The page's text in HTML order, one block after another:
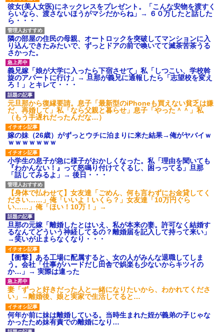
彼女(美人女医)にネックレスをプレゼント。「こんな安物を渡すく
らいなら、渡さないほうがマシだからね」→ ６０万したと話した
ら・・・
隣の部屋の住民の母親、オートロックを突破してマンションに入
り込んできたみたいで、ずっとドアの前で喚いてて滅茶苦茶うる
さかった。
義兄嫁「娘が大学に入ったら下宿させて」私「しつこい、学校斡
旋のアパートに行け」→ 旦那が義兄に通報したら「志望校を変え
ろ！」とキレて・・・
元旦那から復縁要請。息子「最新型のiPhoneも買えない貧乏は嫌
だ、再婚して」私「なら父親と暮らせ」息子「やった＾＾」私
（もう手遅れだったんだな…）
嫁の妹（26歳）がずっとウチに泊まりに来た結果→俺がヤバイｗ
ｗｗｗｗｗｗｗ
小学生の息子が急に様子がおかしくなった。私「理由を聞いても
『わかんない！』って怒鳴り付けてくるし、困っってる」旦那
「話してみるよ」→ 後日・・・
【身体で払わせて】女友達「ごめん、何も言わずにお金貸してく
ださい……」俺「いいよ！いくら？」女友達「10万円ぐら
い……」俺「ほい！10万！」→
旦那の元嫁「離婚したとはいえ、私が本来の妻。許可なく結婚す
るなんてどういう神経してるの？離婚届を記入して持って来い」
→笑いが止まらなくなり・・・
【衝撃】ある工場に配属すると、女の人がみんな退職してしま
う。会社「仕事がハードだし田舎で娯楽も少ないからキツイの
か…」→ 実際は違った
妻「ずっと好きだった人と一緒になりたいから、わかれてくださ
い」→離婚後、娘と実家で生活してると…
何年か前に妹は離婚している。当時生まれた姪が義弟の子じゃな
かったため妹有責での離婚になり…